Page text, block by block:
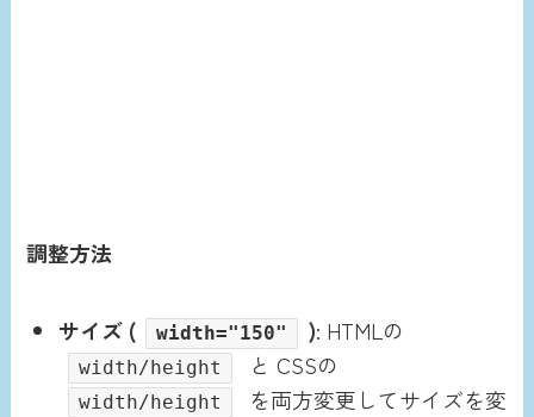
調整方法
サイズ ( width="150" ): HTMLの
width/height と CSSの
width/height
を両方変更してサイズを変